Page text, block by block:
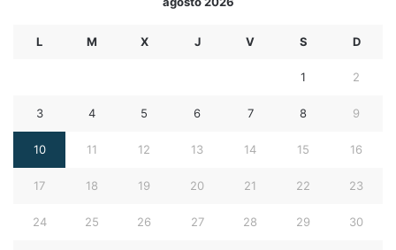
L M X J V S D
1 2
3 4 5 6 7 8 9
10 11 12 13 14 15 16
17 18 19 20 21 22 23
24 25 26 27 28 29 30